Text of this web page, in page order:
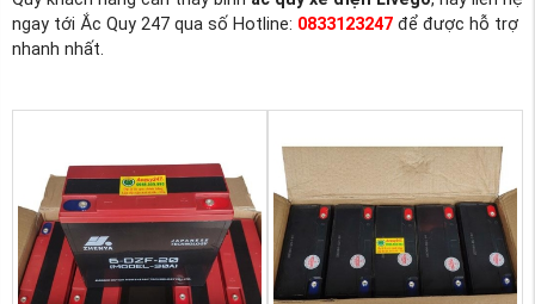
ngay tới Ắc Quy 247 qua số Hotline: 0833123247 để được hỗ trợ
nhanh nhất.